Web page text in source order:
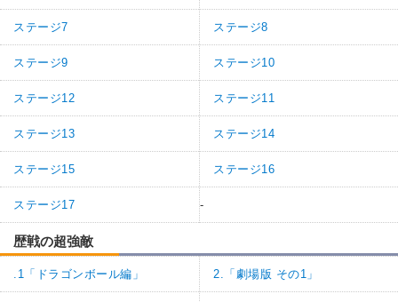
ステージ7 ステージ8
ステージ9 ステージ10
ステージ12 ステージ11
ステージ13 ステージ14
ステージ15 ステージ16
ステージ17 -
歴戦の超強敵
.1「ドラゴンボール編」 2.「劇場版 その1」